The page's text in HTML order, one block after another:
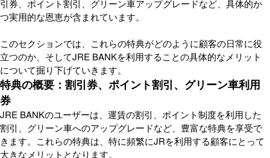
引券、ポイント割引、グリーン車アップグレードなど、具体的か
つ実用的な恩恵が含まれています。
このセクションでは、これらの特典がどのように顧客の日常に役
立つのか、そしてJRE BANKを利用することの具体的なメリット
について掘り下げていきます。
特典の概要：割引券、ポイント割引、グリーン車利用
券
JRE BANKのユーザーは、運賃の割引、ポイント制度を利用した
割引、グリーン車へのアップグレードなど、豊富な特典を享受で
きます。これらの特典は、特に頻繁にJRを利用する顧客にとって
大きなメリットとなります。